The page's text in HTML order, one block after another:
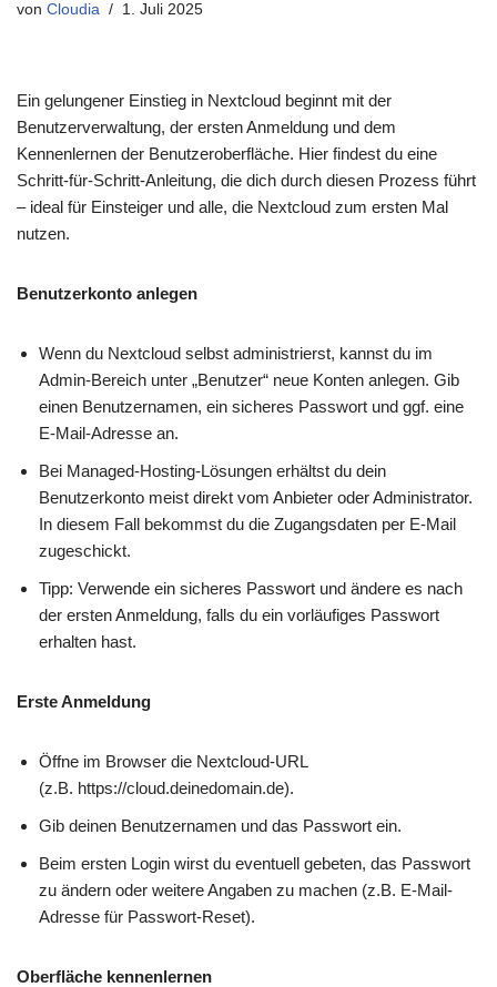
von Cloudia 1. Juli 2025
Ein gelungener Einstieg in Nextcloud beginnt mit der
Benutzerverwaltung, der ersten Anmeldung und dem
Kennenlernen der Benutzeroberfläche. Hier findest du eine
Schritt-für-Schritt-Anleitung, die dich durch diesen Prozess führt
– ideal für Einsteiger und alle, die Nextcloud zum ersten Mal
nutzen.
Benutzerkonto anlegen
Wenn du Nextcloud selbst administrierst, kannst du im
Admin-Bereich unter „Benutzer“ neue Konten anlegen. Gib
einen Benutzernamen, ein sicheres Passwort und ggf. eine
E-Mail-Adresse an.
Bei Managed-Hosting-Lösungen erhältst du dein
Benutzerkonto meist direkt vom Anbieter oder Administrator.
In diesem Fall bekommst du die Zugangsdaten per E-Mail
zugeschickt.
Tipp: Verwende ein sicheres Passwort und ändere es nach
der ersten Anmeldung, falls du ein vorläufiges Passwort
erhalten hast.
Erste Anmeldung
Öffne im Browser die Nextcloud-URL
(z.B. https://cloud.deinedomain.de).
Gib deinen Benutzernamen und das Passwort ein.
Beim ersten Login wirst du eventuell gebeten, das Passwort
zu ändern oder weitere Angaben zu machen (z.B. E-Mail-
Adresse für Passwort-Reset).
Oberfläche kennenlernen